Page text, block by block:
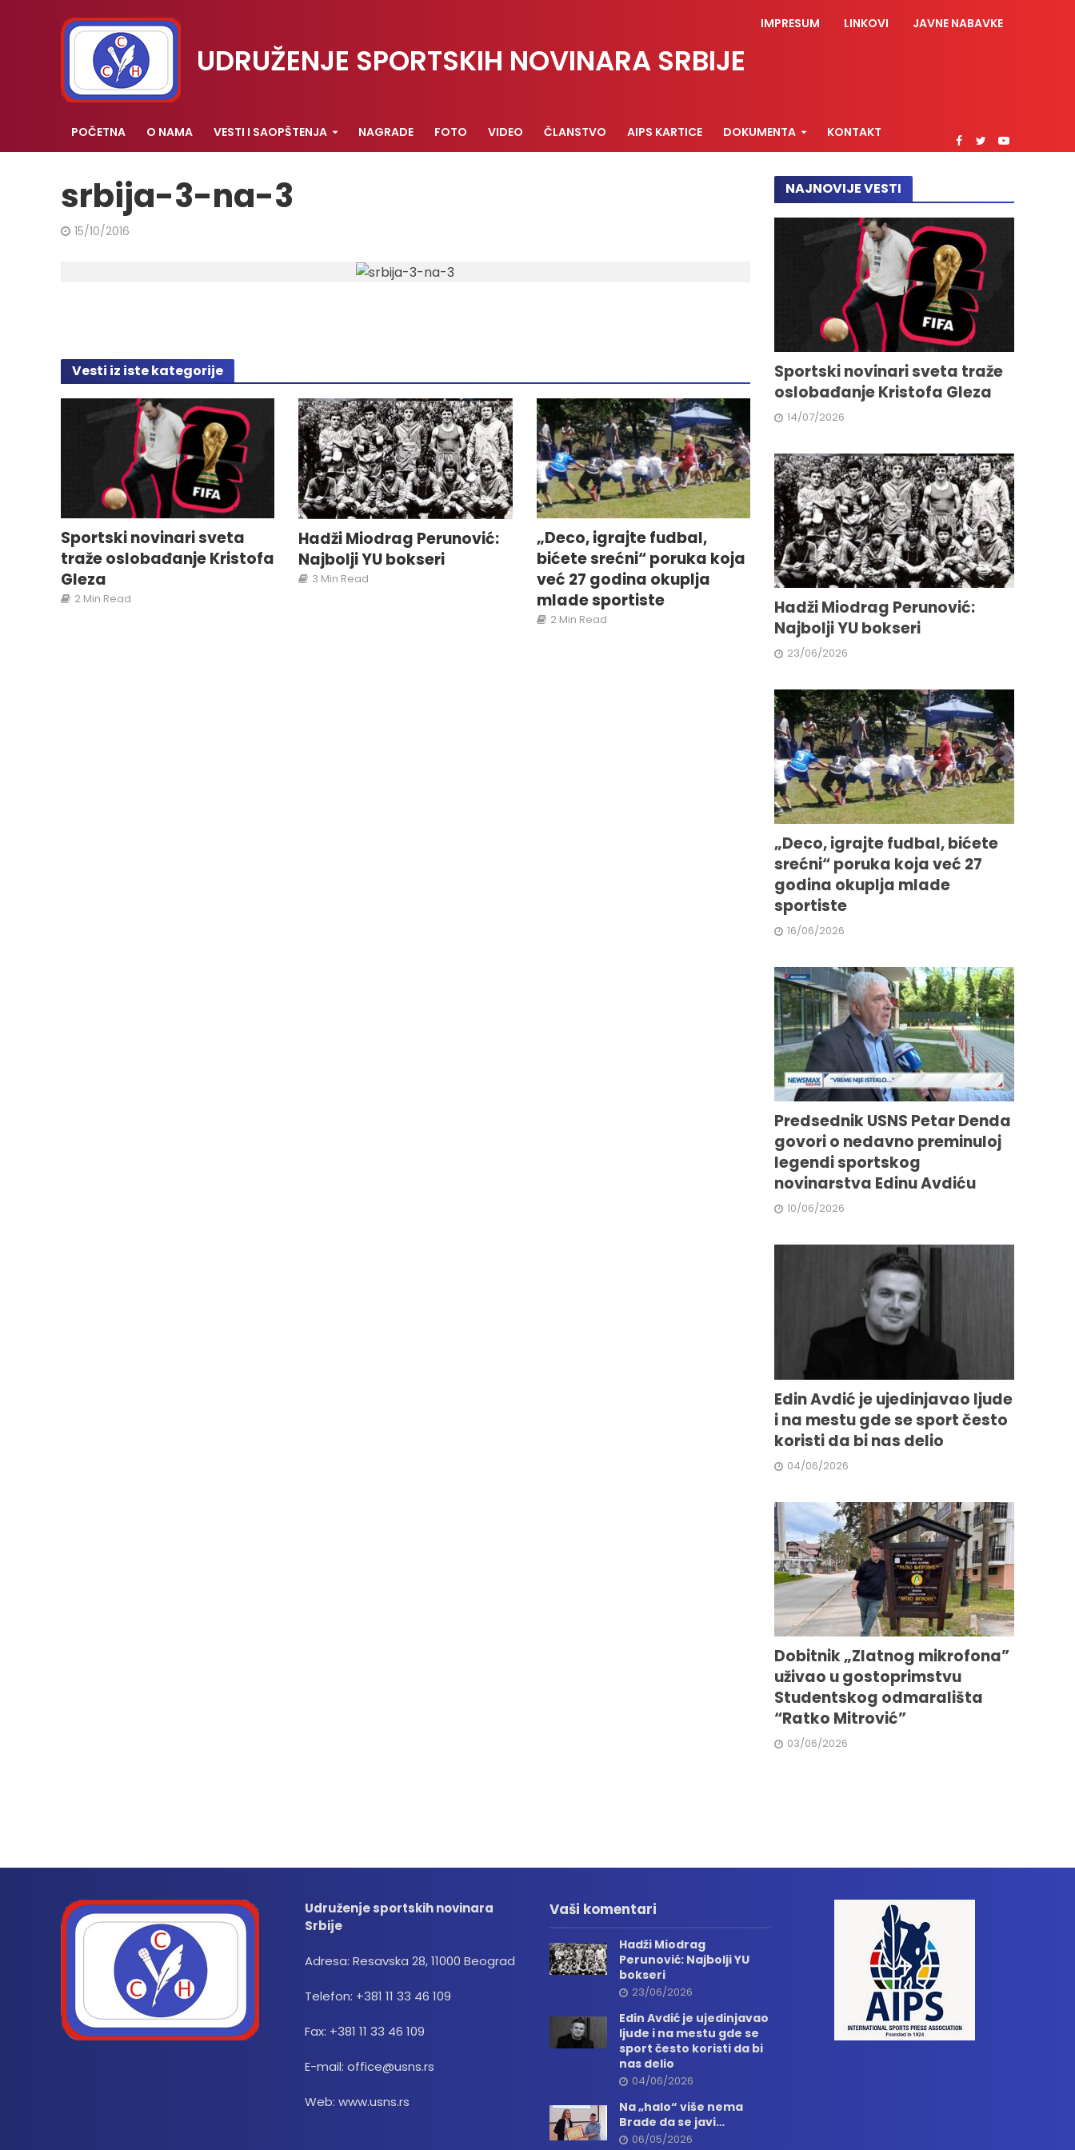
UDRUŽENJE SPORTSKIH NOVINARA SRBIJE
IMPRESUM LINKOVI JAVNE NABAVKE
POČETNA O NAMA VESTI I SAOPŠTENJA NAGRADE FOTO VIDEO ČLANSTVO AIPS KARTICE DOKUMENTA KONTAKT
srbija-3-na-3
15/10/2016
Vesti iz iste kategorije
Sportski novinari sveta
traže oslobađanje Kristofa
Gleza
2 Min Read
Hadži Miodrag Perunović:
Najbolji YU bokseri
3 Min Read
„Deco, igrajte fudbal,
bićete srećni“ poruka koja
već 27 godina okuplja
mlade sportiste
2 Min Read
NAJNOVIJE VESTI
Sportski novinari sveta traže
oslobađanje Kristofa Gleza
14/07/2026
Hadži Miodrag Perunović:
Najbolji YU bokseri
23/06/2026
„Deco, igrajte fudbal, bićete
srećni“ poruka koja već 27
godina okuplja mlade
sportiste
16/06/2026
Predsednik USNS Petar Denda
govori o nedavno preminuloj
legendi sportskog
novinarstva Edinu Avdiću
10/06/2026
Edin Avdić je ujedinjavao ljude
i na mestu gde se sport često
koristi da bi nas delio
04/06/2026
Dobitnik „Zlatnog mikrofona”
uživao u gostoprimstvu
Studentskog odmarališta
“Ratko Mitrović”
03/06/2026
Udruženje sportskih novinara
Srbije
Adresa: Resavska 28, 11000 Beograd
Telefon: +381 11 33 46 109
Fax: +381 11 33 46 109
E-mail: office@usns.rs
Web: www.usns.rs
Vaši komentari
Hadži Miodrag
Perunović: Najbolji YU
bokseri
23/06/2026
Edin Avdić je ujedinjavao
ljude i na mestu gde se
sport često koristi da bi
nas delio
04/06/2026
Na „halo“ više nema
Brade da se javi…
06/05/2026